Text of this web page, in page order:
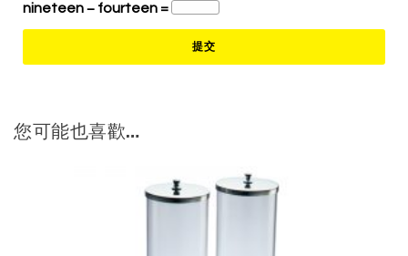
nineteen − fourteen =
您可能也喜歡…